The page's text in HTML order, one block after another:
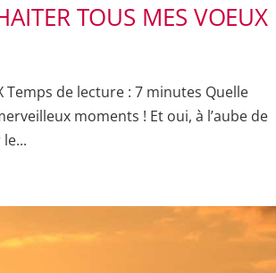
TOUS MES VOEUX
Temps de lecture : 7 minutes Quelle
moments ! Et oui, à l’aube de